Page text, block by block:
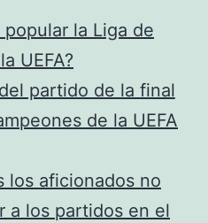
la Liga de
UEFA?
partido de la final
de la UEFA
los aficionados no
a los partidos en el